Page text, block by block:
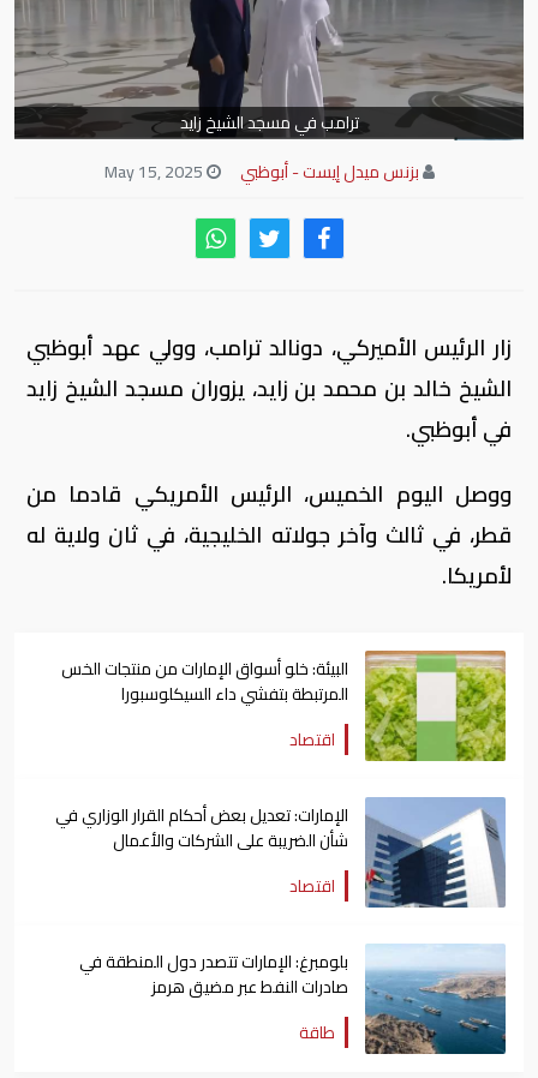
ترامب في مسجد الشيخ زايد
بزنس ميدل إيست - أبوظبي
زار الرئيس الأميركي، دونالد ترامب، وولي عهد أبوظبي
الشيخ خالد بن محمد بن زايد، يزوران مسجد الشيخ زايد
في أبوظبي.
ووصل اليوم الخميس، الرئيس الأمريكي قادما من
قطر، في ثالث وآخر جولاته الخليجية، في ثان ولاية له
لأمريكا.
البيئة: خلو أسواق الإمارات من منتجات الخس
المرتبطة بتفشي داء السيكلوسبورا
اقتصاد
الإمارات: تعديل بعض أحكام القرار الوزاري في
شأن الضريبة على الشركات والأعمال
اقتصاد
بلومبرغ: الإمارات تتصدر دول المنطقة في
صادرات النفط عبر مضيق هرمز
طاقة